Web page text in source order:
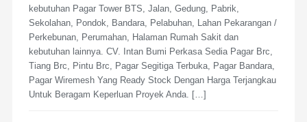
kebutuhan Pagar Tower BTS, Jalan, Gedung, Pabrik,
Sekolahan, Pondok, Bandara, Pelabuhan, Lahan Pekarangan /
Perkebunan, Perumahan, Halaman Rumah Sakit dan
kebutuhan lainnya. CV. Intan Bumi Perkasa Sedia Pagar Brc,
Tiang Brc, Pintu Brc, Pagar Segitiga Terbuka, Pagar Bandara,
Pagar Wiremesh Yang Ready Stock Dengan Harga Terjangkau
Untuk Beragam Keperluan Proyek Anda. […]